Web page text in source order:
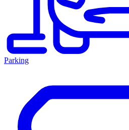
Parking